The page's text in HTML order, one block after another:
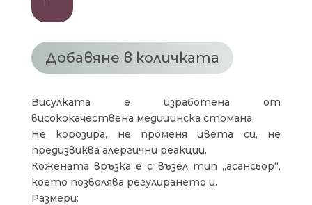
за
ВИСУЛКА
СЛЪНЦЕ
Добавяне в количката
Висулката е изработена от
висококачествена медицинска стомана.
Не корозира, не променя цвета си, не
предизвиква алергични реакции.
Кожената връзка е с възел тип „асансьор“,
което позволява регулирането и.
Размери: